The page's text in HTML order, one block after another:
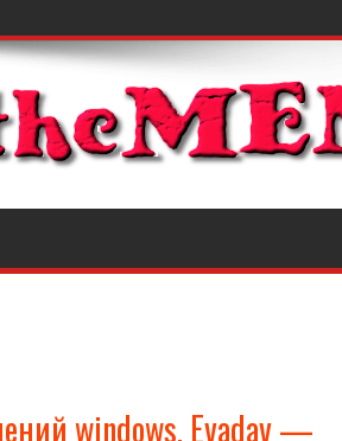
windows. Evadav —